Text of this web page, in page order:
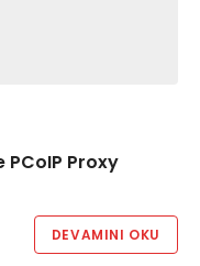
Proxy
DEVAMINI OKU